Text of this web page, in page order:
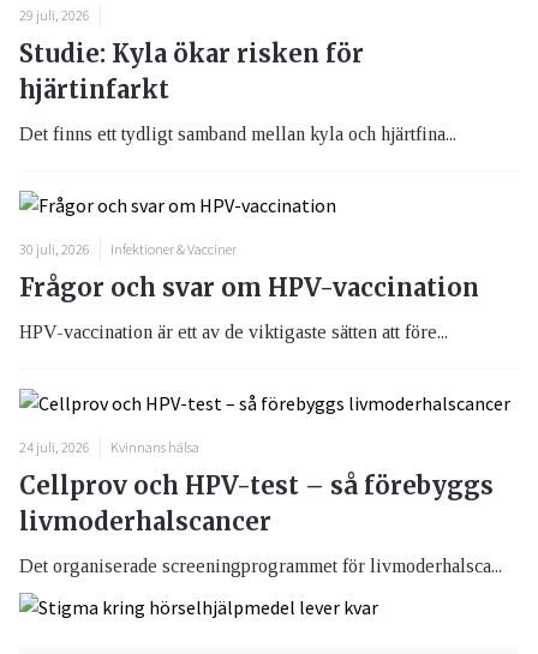
29 juli, 2026
Studie: Kyla ökar risken för
hjärtinfarkt
Det finns ett tydligt samband mellan kyla och hjärtfina...
30 juli, 2026 Infektioner & Vacciner
Frågor och svar om HPV-vaccination
HPV-vaccination är ett av de viktigaste sätten att före...
24 juli, 2026 Kvinnans hälsa
Cellprov och HPV-test – så förebyggs
livmoderhalscancer
Det organiserade screeningprogrammet för livmoderhalsca...